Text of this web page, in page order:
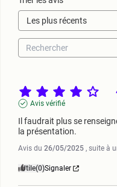
Avis vérifié
Il faudrait plus se
la présentation.
Avis du 26/05/2025 , suite à
Utile(0)Signaler